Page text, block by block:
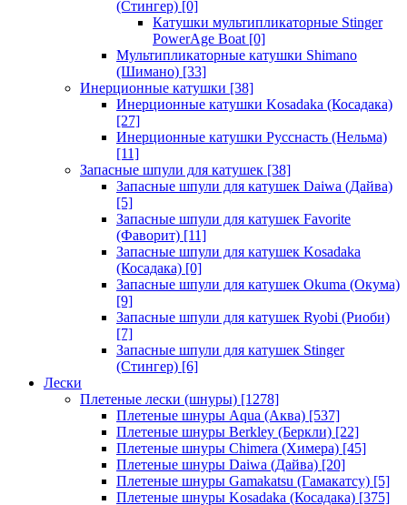
(Стингер) [0]
Катушки мультипликаторные Stinger
PowerAge Boat [0]
Мультипликаторные катушки Shimano
(Шимано) [33]
Инерционные катушки [38]
Инерционные катушки Kosadaka (Косадака)
[27]
Инерционные катушки Русснасть (Нельма)
[11]
Запасные шпули для катушек [38]
Запасные шпули для катушек Daiwa (Дайва)
[5]
Запасные шпули для катушек Favorite
(Фаворит) [11]
Запасные шпули для катушек Kosadaka
(Косадака) [0]
Запасные шпули для катушек Okuma (Окума)
[9]
Запасные шпули для катушек Ryobi (Риоби)
[7]
Запасные шпули для катушек Stinger
(Стингер) [6]
Лески
Плетеные лески (шнуры) [1278]
Плетеные шнуры Aqua (Аква) [537]
Плетеные шнуры Berkley (Беркли) [22]
Плетеные шнуры Chimera (Химера) [45]
Плетеные шнуры Daiwa (Дайва) [20]
Плетеные шнуры Gamakatsu (Гамакатсу) [5]
Плетеные шнуры Kosadaka (Косадака) [375]